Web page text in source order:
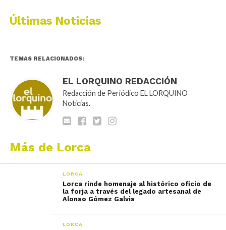
Últimas Noticias
TEMAS RELACIONADOS:
EL LORQUINO REDACCIÓN
Redacción de Periódico EL LORQUINO
Noticias.
Más de Lorca
LORCA
Lorca rinde homenaje al histórico oficio de
la forja a través del legado artesanal de
Alonso Gómez Galvis
LORCA